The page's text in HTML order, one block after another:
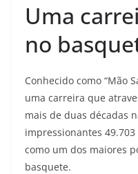
Uma
no
Conhecido como “Mão
uma carreira que
mais de duas décadas
impressionantes
como um dos maiores
basquete.